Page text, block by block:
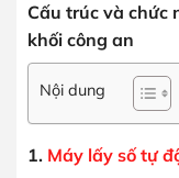
Cấu trúc và chức
khối công an
Nội dung
1. Máy lấy số tự